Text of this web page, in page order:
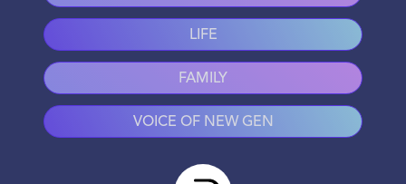
LIFE
FAMILY
VOICE OF NEW GEN